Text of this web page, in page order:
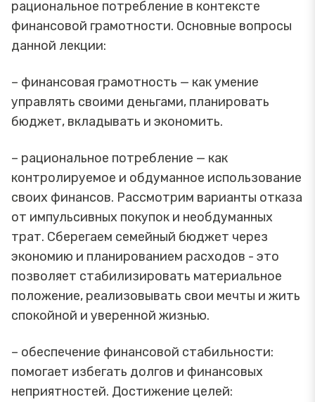
рациональное потребление в контексте
финансовой грамотности. Основные вопросы
данной лекции:
– финансовая грамотность — как умение
управлять своими деньгами, планировать
бюджет, вкладывать и экономить.
– рациональное потребление — как
контролируемое и обдуманное использование
своих финансов. Рассмотрим варианты отказа
от импульсивных покупок и необдуманных
трат. Сберегаем семейный бюджет через
экономию и планированием расходов - это
позволяет стабилизировать материальное
положение, реализовывать свои мечты и жить
спокойной и уверенной жизнью.
– обеспечение финансовой стабильности:
помогает избегать долгов и финансовых
неприятностей. Достижение целей: